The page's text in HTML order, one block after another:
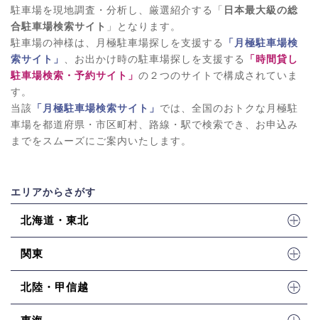
駐車場を現地調査・分析し、厳選紹介する「 日本最大級の総
合駐車場検索サイト 」となります。
駐車場の神様は、月極駐車場探しを支援する
「月極駐車場検
索サイト」
、お出かけ時の駐車場探しを支援する
「時間貸し
駐車場検索・予約サイト」 の２つのサイトで構成されていま
す。
当該 「月極駐車場検索サイト」 では、全国のおトクな月極駐
車場を都道府県・市区町村、路線・駅で検索でき、お申込み
までをスムーズにご案内いたします。
エリアからさがす
北海道・東北
関東
北陸・甲信越